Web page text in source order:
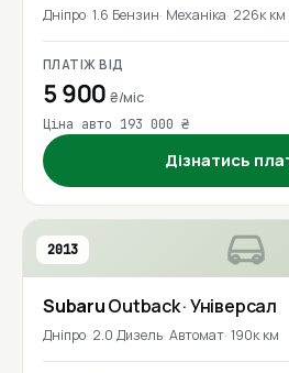
Дніпро 1.6 Бензин Механіка 226к км
ПЛАТІЖ ВІД
5 900₴/міс
Ціна авто 193 000 ₴
Дізнатись
2013
SubaruOutback· Універсал
Дніпро 2.0 Дизель Автомат 190к км